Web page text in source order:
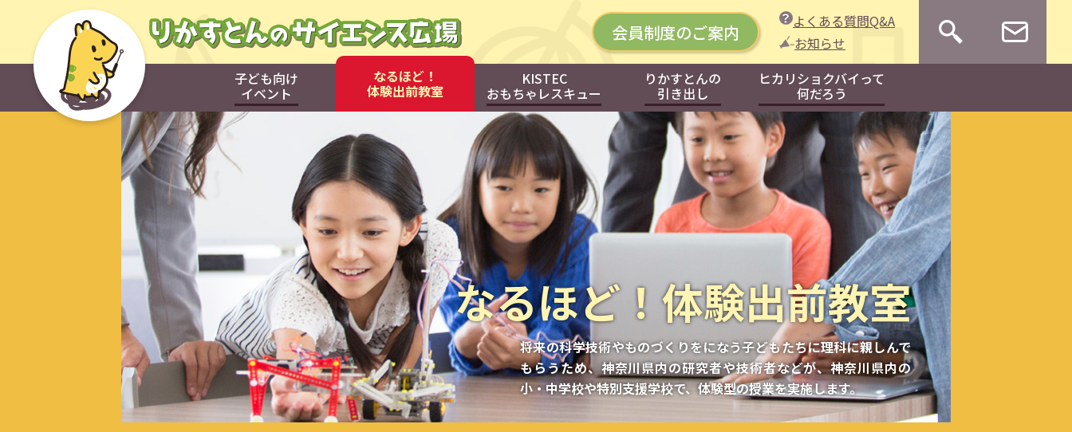
会員制度のご案内
よくある質問Q&A
お知らせ
子ども向け
イベント
なるほど！
体験出前教室
KISTEC
おもちゃレスキュー
KISTEC
おもちゃレスキュー
りかすとんの
引き出し
りかすとんの
引き出し
ヒカリショクバイって
何だろう
ヒカリショクバイって
何だろう
なるほど！体験出前教室
将来の科学技術やものづくりをになう子どもたちに理科に親しんで
もらうため、神奈川県内の研究者や技術者などが、神奈川県内の
小・中学校や特別支援学校で、体験型の授業を実施します。